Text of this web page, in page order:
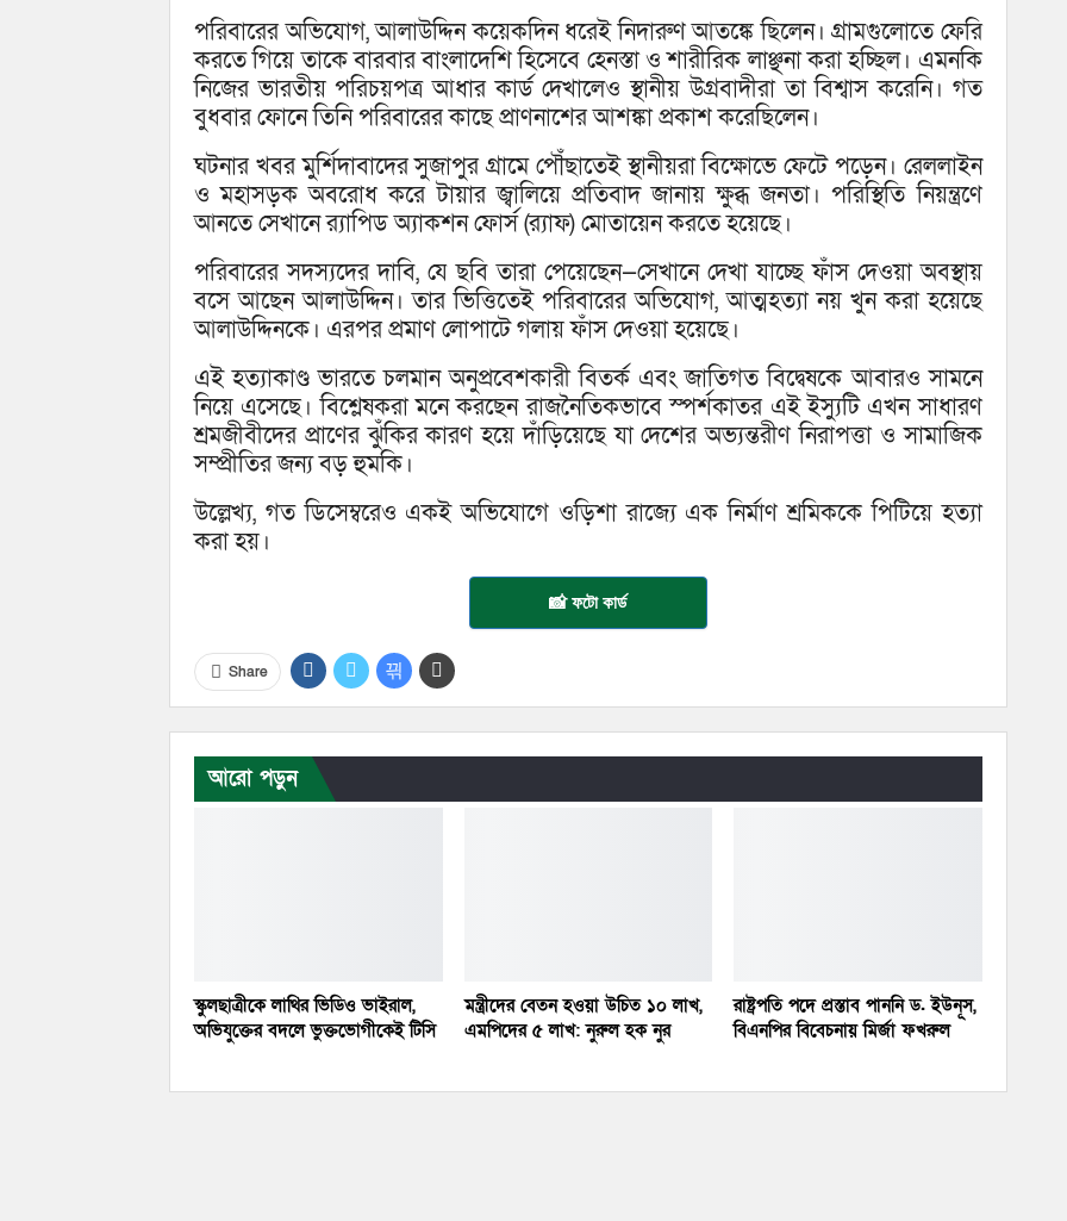
পরিবারের অভিযোগ, আলাউদ্দিন কয়েকদিন ধরেই নিদারুণ আতঙ্কে ছিলেন। গ্রামগুলোতে ফেরি
করতে গিয়ে তাকে বারবার বাংলাদেশি হিসেবে হেনস্তা ও শারীরিক লাঞ্ছনা করা হচ্ছিল। এমনকি
নিজের ভারতীয় পরিচয়পত্র আধার কার্ড দেখালেও স্থানীয় উগ্রবাদীরা তা বিশ্বাস করেনি। গত
বুধবার ফোনে তিনি পরিবারের কাছে প্রাণনাশের আশঙ্কা প্রকাশ করেছিলেন।
ঘটনার খবর মুর্শিদাবাদের সুজাপুর গ্রামে পৌঁছাতেই স্থানীয়রা বিক্ষোভে ফেটে পড়েন। রেললাইন
ও মহাসড়ক অবরোধ করে টায়ার জ্বালিয়ে প্রতিবাদ জানায় ক্ষুব্ধ জনতা। পরিস্থিতি নিয়ন্ত্রণে
আনতে সেখানে র‍্যাপিড অ্যাকশন ফোর্স (র‍্যাফ) মোতায়েন করতে হয়েছে।
পরিবারের সদস্যদের দাবি, যে ছবি তারা পেয়েছেন—সেখানে দেখা যাচ্ছে ফাঁস দেওয়া অবস্থায়
বসে আছেন আলাউদ্দিন। তার ভিত্তিতেই পরিবারের অভিযোগ, আত্মহত্যা নয় খুন করা হয়েছে
আলাউদ্দিনকে। এরপর প্রমাণ লোপাটে গলায় ফাঁস দেওয়া হয়েছে।
এই হত্যাকাণ্ড ভারতে চলমান অনুপ্রবেশকারী বিতর্ক এবং জাতিগত বিদ্বেষকে আবারও সামনে
নিয়ে এসেছে। বিশ্লেষকরা মনে করছেন রাজনৈতিকভাবে স্পর্শকাতর এই ইস্যুটি এখন সাধারণ
শ্রমজীবীদের প্রাণের ঝুঁকির কারণ হয়ে দাঁড়িয়েছে যা দেশের অভ্যন্তরীণ নিরাপত্তা ও সামাজিক
সম্প্রীতির জন্য বড় হুমকি।
উল্লেখ্য, গত ডিসেম্বরেও একই অভিযোগে ওড়িশা রাজ্যে এক নির্মাণ শ্রমিককে পিটিয়ে হত্যা
করা হয়।
📸 ফটো কার্ড
Share
আরো পড়ুন
স্কুলছাত্রীকে লাথির ভিডিও ভাইরাল,
অভিযুক্তের বদলে ভুক্তভোগীকেই টিসি
মন্ত্রীদের বেতন হওয়া উচিত ১০ লাখ,
এমপিদের ৫ লাখ: নুরুল হক নুর
রাষ্ট্রপতি পদে প্রস্তাব পাননি ড. ইউনূস,
বিএনপির বিবেচনায় মির্জা ফখরুল